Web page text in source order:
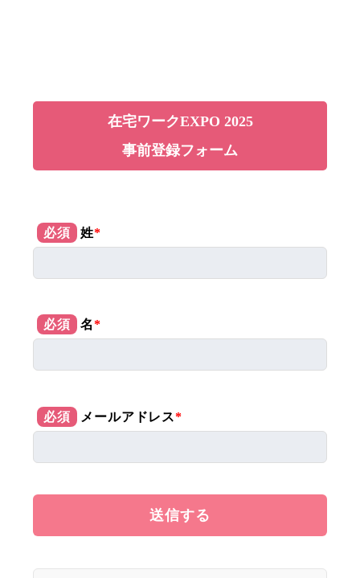
在宅ワークEXPO 2025
事前登録フォーム
必須 姓*
必須 名*
必須 メールアドレス*